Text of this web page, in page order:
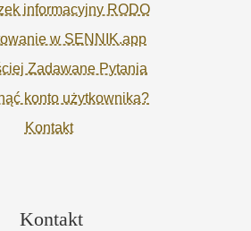
informacyjny RODO
w SENNIK.app
Zadawane Pytania
konto użytkownika?
Kontakt
Kontakt